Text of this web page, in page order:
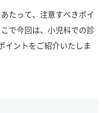
たって、注意すべきポイ
で今回は、小児科での診
イントをご紹介いたしま